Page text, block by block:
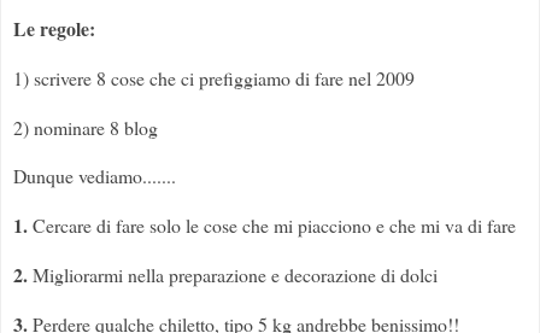
Le regole:
1) scrivere 8 cose che ci prefiggiamo di fare nel 2009
2) nominare 8 blog
Dunque vediamo.......
1.Cercare di fare solo le cose che mi piacciono e che mi va di fare
2.Migliorarmi nella preparazione e decorazione di dolci
3.Perdere qualche chiletto, tipo 5 kg andrebbe benissimo!!